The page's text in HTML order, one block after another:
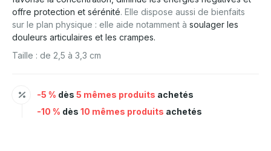
offre protection et sérénité. Elle dispose aussi de bienfaits
sur le plan physique : elle aide notamment à soulager les
douleurs articulaires et les crampes.
Taille : de 2,5 à 3,3 cm
-5 % dès 5 mêmes produits achetés
-10 % dès 10 mêmes produits achetés